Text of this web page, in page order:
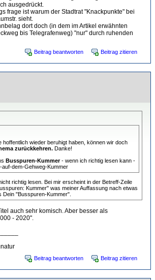
ausgedrückt.
frage ist warum der Stadtrat "Knackpunkte" bei
sieht.
dort doch (in dem im Artikel erwähnten
bis Telegrafenweg) "nur" durch ruhenden
Beitrag beantworten Beitrag zitieren
hoffentlich wieder beruhigt haben, können wir doch
zurückkehren. Danke!
Busspuren-Kummer- wenn ich richtig lesen kann -
auf-dem-Gehweg-Kummer
richtig lesen. Bei mir erscheint in der Betreff-Zeile
Kummer" was meiner Auffassung nach etwas
Dein "Busspuren-Kummer".
auch sehr komisch. Aber besser als
- 2020".
Beitrag beantworten Beitrag zitieren